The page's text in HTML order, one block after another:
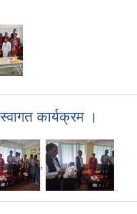
कार्यक्रम ।
,